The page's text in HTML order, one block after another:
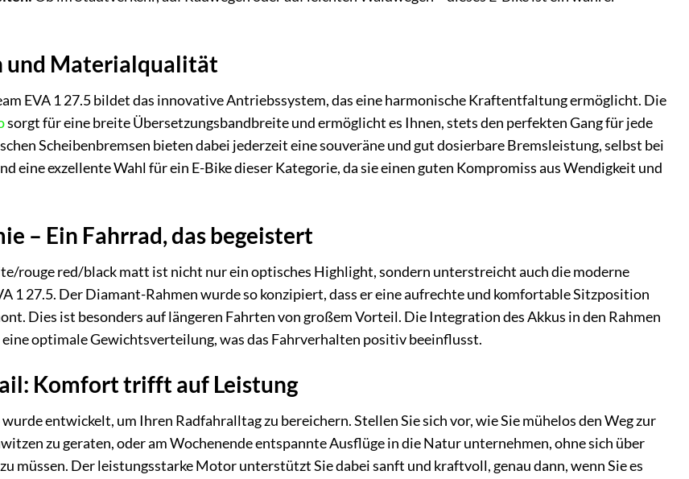
und Materialqualität
EVA 1 27.5 bildet das innovative Antriebssystem, das eine harmonische Kraftentfaltung ermöglicht. Die
sorgt für eine breite Übersetzungsbandbreite und ermöglicht es Ihnen, stets den perfekten Gang für jede
Scheibenbremsen bieten dabei jederzeit eine souveräne und gut dosierbare Bremsleistung, selbst bei
eine exzellente Wahl für ein E-Bike dieser Kategorie, da sie einen guten Kompromiss aus Wendigkeit und
– Ein Fahrrad, das begeistert
rouge red/black matt ist nicht nur ein optisches Highlight, sondern unterstreicht auch die moderne
1 27.5. Der Diamant-Rahmen wurde so konzipiert, dass er eine aufrechte und komfortable Sitzposition
Dies ist besonders auf längeren Fahrten von großem Vorteil. Die Integration des Akkus in den Rahmen
optimale Gewichtsverteilung, was das Fahrverhalten positiv beeinflusst.
Komfort trifft auf Leistung
wurde entwickelt, um Ihren Radfahralltag zu bereichern. Stellen Sie sich vor, wie Sie mühelos den Weg zur
zu geraten, oder am Wochenende entspannte Ausflüge in die Natur unternehmen, ohne sich über
müssen. Der leistungsstarke Motor unterstützt Sie dabei sanft und kraftvoll, genau dann, wenn Sie es